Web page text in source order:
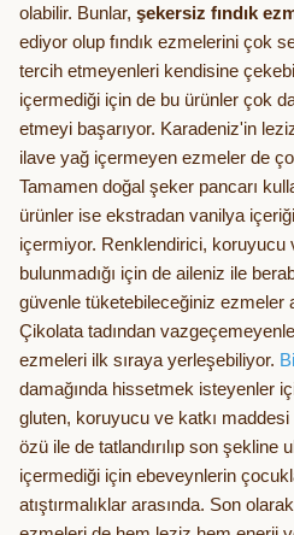
olabilir. Bunlar, şekersiz fındık
ediyor olup fındık ezmelerini çok
tercih etmeyenleri kendisine
içermediği için de bu ürünler çok
etmeyi başarıyor. Karadeniz'in
ilave yağ içermeyen ezmeler de
Tamamen doğal şeker pancarı
ürünler ise ekstradan vanilya
içermiyor. Renklendirici, koruyucu
bulunmadığı için de aileniz ile
güvenle tüketebileceğiniz ezmeler
Çikolata tadından
ezmeleri ilk sıraya yerleşebiliyor.
damağında hissetmek isteyenler
gluten, koruyucu ve katkı
özü ile de tatlandırılıp son
içermediği için ebeveynlerin
atıştırmalıklar arasında. Son